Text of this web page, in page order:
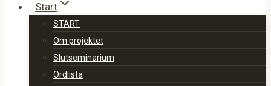
Start
START
Om projektet
Slutseminarium
Ordlista